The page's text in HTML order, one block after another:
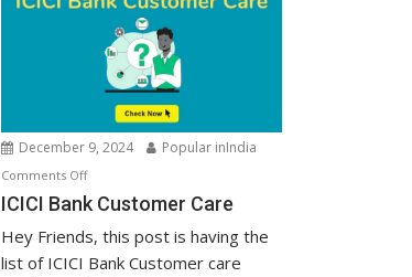
December 9, 2024 Popular inIndia
Comments Offon
ICICI
Customer
Care
ICICI Bank Customer Care
Hey Friends, this post is having the
list of ICICI Bank Customer care